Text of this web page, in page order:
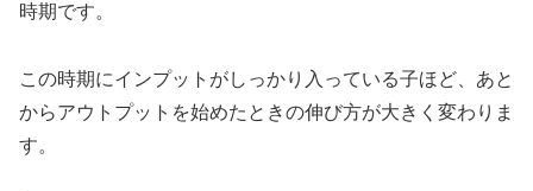
時期です。
この時期にインプットがしっかり入っている子ほど、あと
からアウトプットを始めたときの伸び方が大きく変わりま
す。